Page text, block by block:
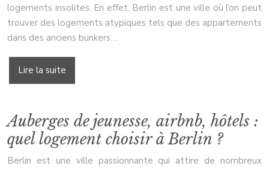
logements insolites. En effet, Berlin est une ville où l’on peut
trouver des logements atypiques tels que des appartements
dans des anciens bunkers…
Lire la suite
Auberges de jeunesse, airbnb, hôtels :
quel logement choisir à Berlin ?
Berlin est une ville passionnante qui attire de nombreux